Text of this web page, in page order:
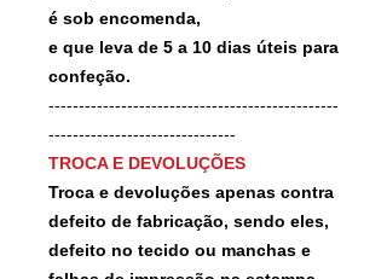
é sob encomenda,
e que leva de 5 a 10 dias úteis para
confeção.
------------------------------------------------
-------------------------------
TROCA E DEVOLUÇÕES
Troca e devoluções apenas contra
defeito de fabricação, sendo eles,
defeito no tecido ou manchas e